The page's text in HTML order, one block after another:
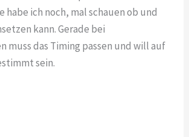
habe ich noch, mal schauen ob und
kann. Gerade bei
muss das Timing passen und will auf
sein.